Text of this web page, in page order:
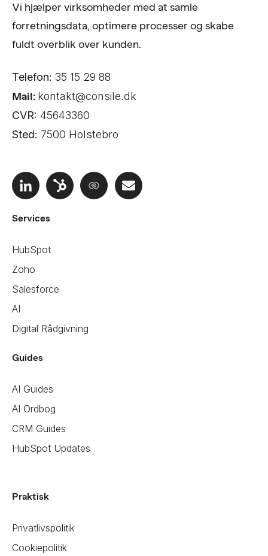
Vi hjælper virksomheder med at samle
forretningsdata, optimere processer og skabe
fuldt overblik over kunden.
Telefon: 35 15 29 88
Mail: kontakt@consile.dk
CVR: 45643360
Sted: 7500 Holstebro
Services
HubSpot
Zoho
Salesforce
AI
Digital Rådgivning
Guides
AI Guides
AI Ordbog
CRM Guides
HubSpot Updates
Praktisk
Privatlivspolitik
Cookiepolitik